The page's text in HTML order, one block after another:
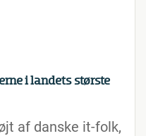
i landets største
af danske it-folk,